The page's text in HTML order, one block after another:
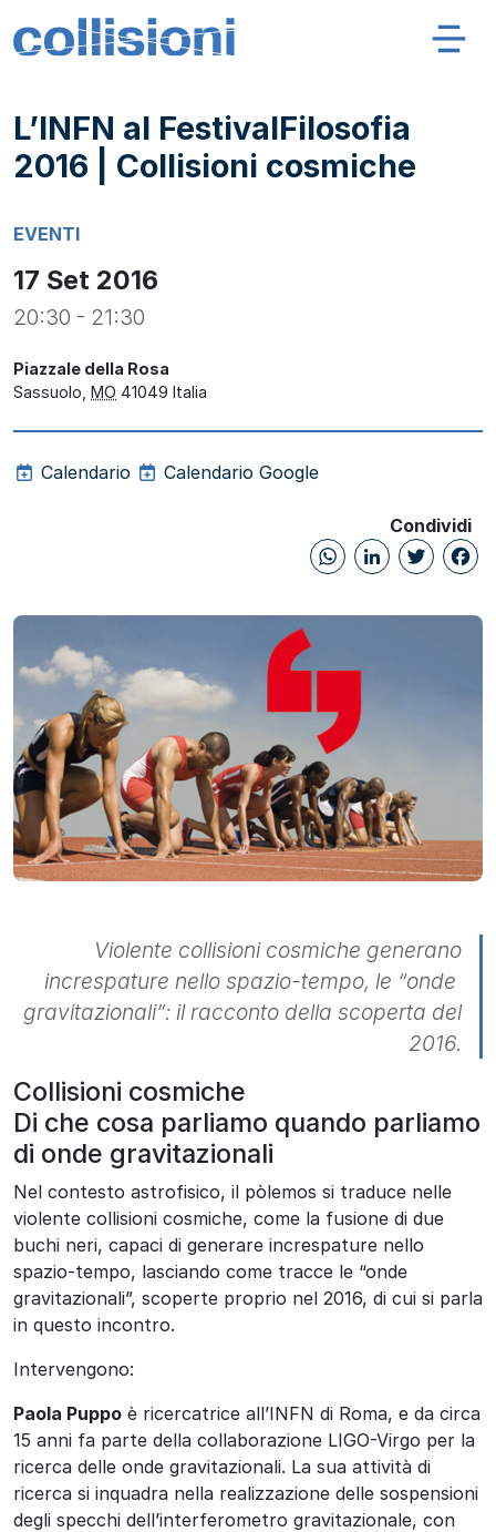
Salta al contenuto
Navigazione principale
L’INFN al FestivalFilosofia
2016 | Collisioni cosmiche
EVENTI
17 Set 2016
20:30 - 21:30
Piazzale della Rosa
Sassuolo MO 41049 Italia
Calendario Calendario Google
Condividi
Violente collisioni cosmiche generano
increspature nello spazio-tempo, le “onde
gravitazionali”: il racconto della scoperta del
2016.
Collisioni cosmiche
Di che cosa parliamo quando parliamo
di onde gravitazionali
Nel contesto astrofisico, il pòlemos si traduce nelle
violente collisioni cosmiche, come la fusione di due
buchi neri, capaci di generare increspature nello
spazio-tempo, lasciando come tracce le “onde
gravitazionali”, scoperte proprio nel 2016, di cui si parla
in questo incontro.
Intervengono:
Paola Puppo è ricercatrice all’INFN di Roma, e da circa
15 anni fa parte della collaborazione LIGO-Virgo per la
ricerca delle onde gravitazionali. La sua attività di
ricerca si inquadra nella realizzazione delle sospensioni
degli specchi dell’interferometro gravitazionale, con